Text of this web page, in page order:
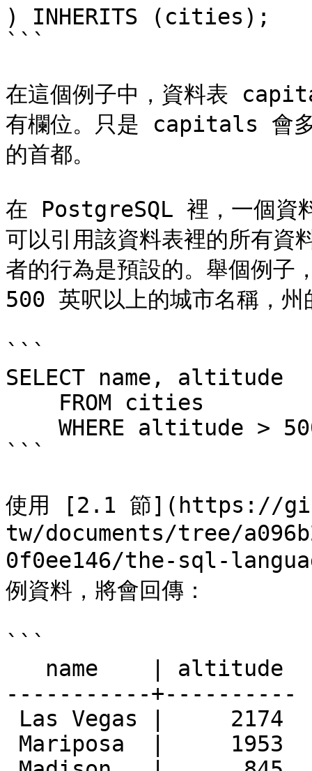
) INHERITS (cities);
```
在這個例子中，資料表
有欄位。只是 capitals 會
的首都。
在 PostgreSQL 裡，一個資
可以引用該資料表裡的所有資
者的行為是預設的。舉個例子
500 英呎以上的城市名稱，州
```
SELECT name, altitude
```
使用 [2.1 節](https://
tw/documents/tree/
0f0ee146/the-sql-
例資料，將會回傳：
```
-----------+----------